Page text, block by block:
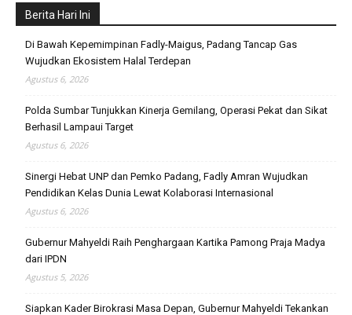
Berita Hari Ini
Di Bawah Kepemimpinan Fadly-Maigus, Padang Tancap Gas
Wujudkan Ekosistem Halal Terdepan
Agustus 6, 2026
Polda Sumbar Tunjukkan Kinerja Gemilang, Operasi Pekat dan Sikat
Berhasil Lampaui Target
Agustus 6, 2026
Sinergi Hebat UNP dan Pemko Padang, Fadly Amran Wujudkan
Pendidikan Kelas Dunia Lewat Kolaborasi Internasional
Agustus 6, 2026
Gubernur Mahyeldi Raih Penghargaan Kartika Pamong Praja Madya
dari IPDN
Agustus 5, 2026
Siapkan Kader Birokrasi Masa Depan, Gubernur Mahyeldi Tekankan